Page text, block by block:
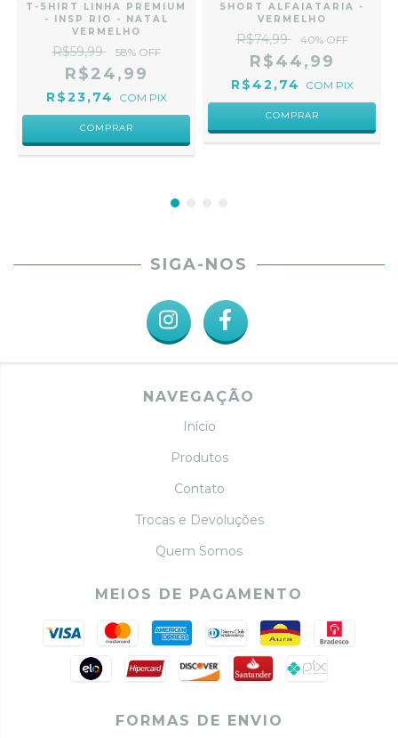
T-SHIRT LINHA PREMIUM
- INSP RIO - NATAL
VERMELHO
R$59,99 58% OFF
R$24,99
R$23,74 COM PIX
COMPRAR
SHORT ALFAIATARIA -
VERMELHO
R$74,99 40% OFF
R$44,99
R$42,74 COM PIX
COMPRAR
SIGA-NOS
NAVEGAÇÃO
Início
Produtos
Contato
Trocas e Devoluções
Quem Somos
MEIOS DE PAGAMENTO
FORMAS DE ENVIO